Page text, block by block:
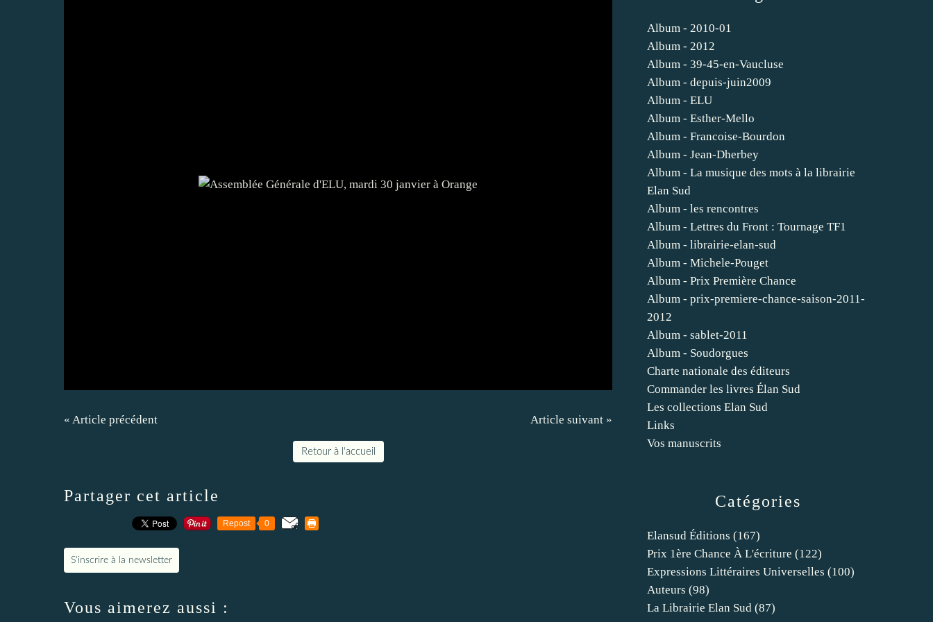
« Article précédent Article suivant »
Retour à l'accueil
Partager cet article
Repost 0
S'inscrire à la newsletter
Vous aimerez aussi :
Catégories
Elansud Éditions (167)
Prix 1ère Chance À L'écriture (122)
Expressions Littéraires Universelles (100)
Auteurs (98)
La Librairie Elan Sud (87)
Album - 2010-01
Album - 2012
Album - 39-45-en-Vaucluse
Album - depuis-juin2009
Album - ELU
Album - Esther-Mello
Album - Francoise-Bourdon
Album - Jean-Dherbey
Album - La musique des mots à la librairie
Elan Sud
Album - les rencontres
Album - Lettres du Front : Tournage TF1
Album - librairie-elan-sud
Album - Michele-Pouget
Album - Prix Première Chance
Album - prix-premiere-chance-saison-2011-
2012
Album - sablet-2011
Album - Soudorgues
Charte nationale des éditeurs
Commander les livres Élan Sud
Les collections Elan Sud
Links
Vos manuscrits